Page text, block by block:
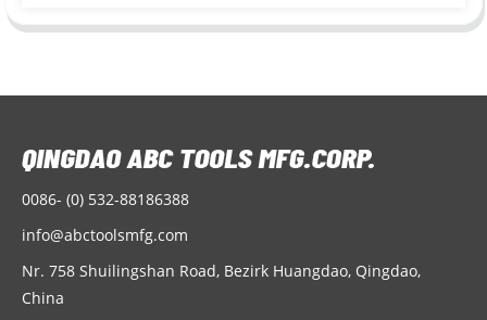
0086- (0) 532-88186388
info@abctoolsmfg.com
Nr. 758 Shuilingshan Road, Bezirk Huangdao, Qingdao,
China